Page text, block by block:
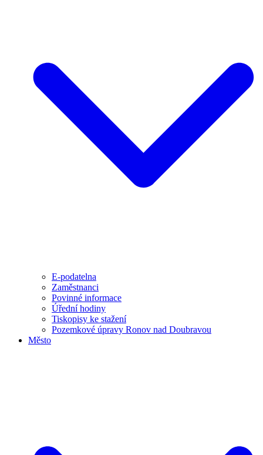
E-podatelna
Zaměstnanci
Povinné informace
Úřední hodiny
Tiskopisy ke stažení
Pozemkové úpravy Ronov nad Doubravou
Město